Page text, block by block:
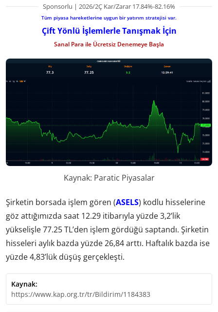
Sponsorlu | 2026/2Ç Kar/Zarar 17.84%-82.16%
Tüm piyasa hareketlerine uygun bir yatırım stratejisi var.
Çift Yönlü İşlemlerle Tanışmak İçin
Sanal Para ile Ücretsiz Denemeye Başla
Kaynak: Paratic Piyasalar
Şirketin borsada işlem gören (ASELS) kodlu hisselerine
göz attığımızda saat 12.29 itibarıyla yüzde 3,2’lik
yükselişle 77.25 TL’den işlem gördüğü saptandı. Şirketin
hisseleri aylık bazda yüzde 26,84 arttı. Haftalık bazda ise
yüzde 4,83’lük düşüş gerçekleşti.
Kaynak:
https://www.kap.org.tr/tr/Bildirim/1184383